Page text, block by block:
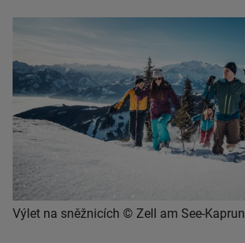
Výlet na sněžnicích © Zell am See-Kaprun